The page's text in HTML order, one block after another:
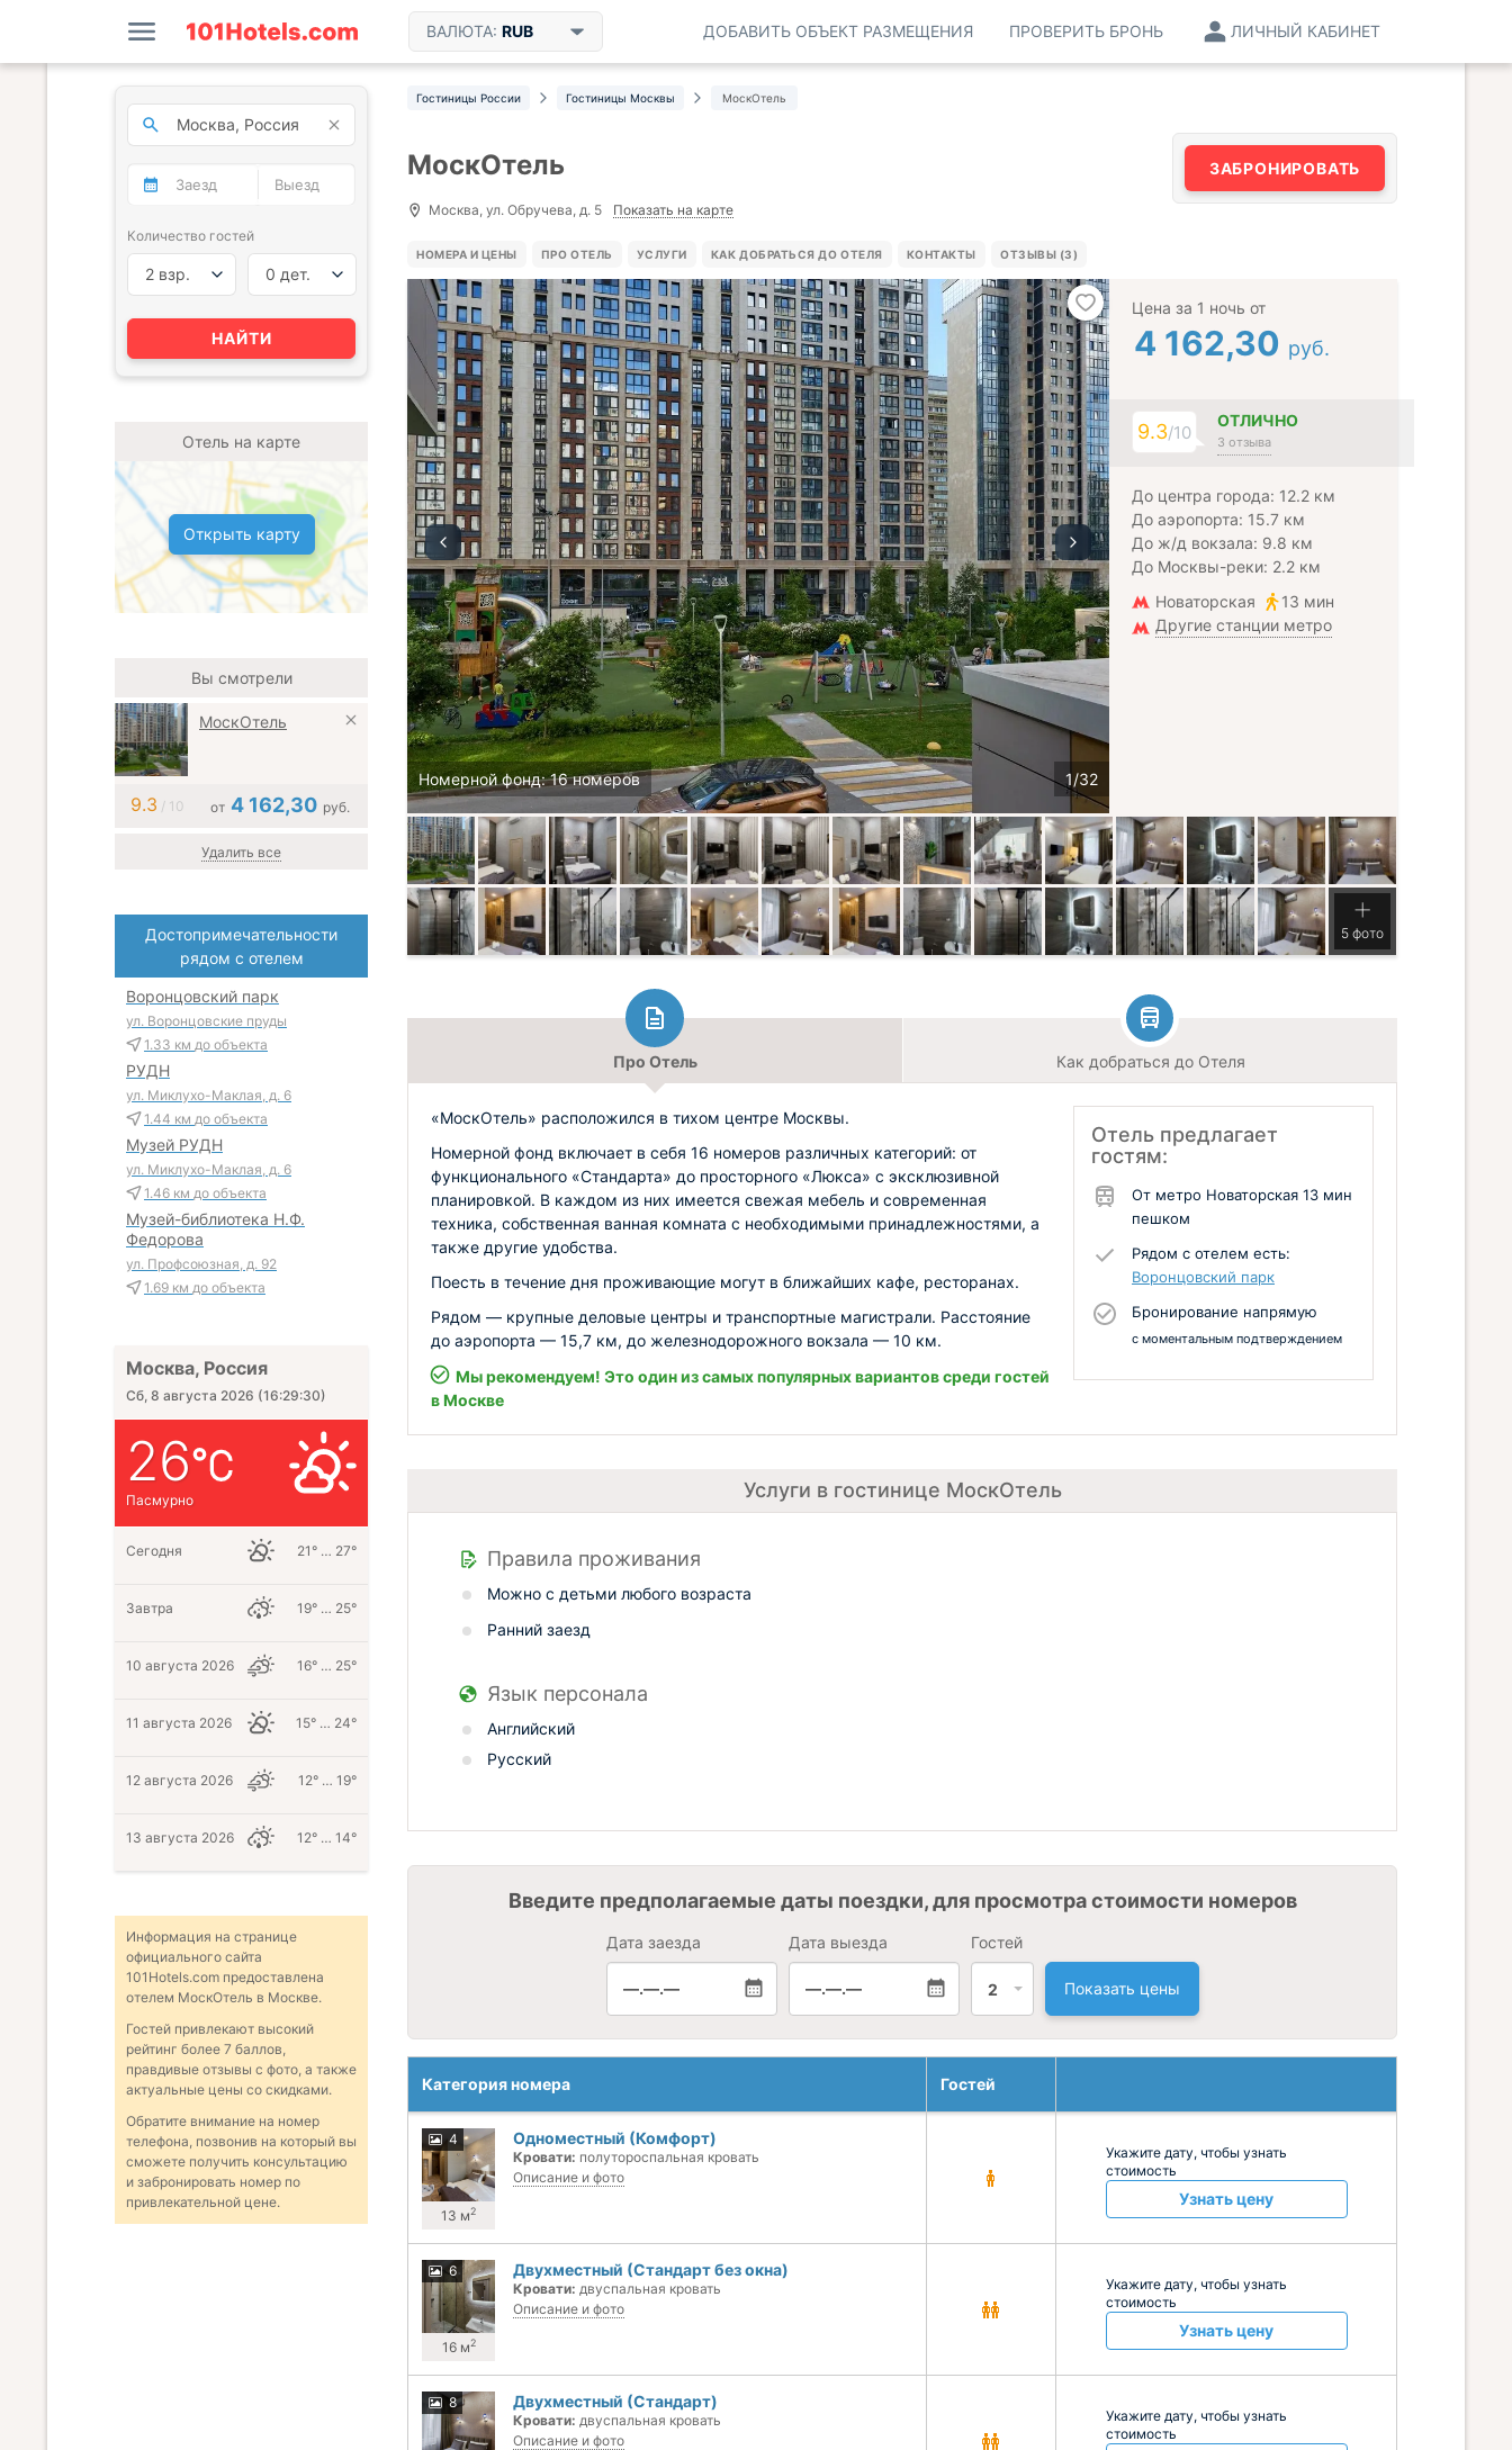
ВАЛЮТА: RUB ЛИЧНЫЙ КАБИНЕТ
ПРОВЕРИТЬ БРОНЬ
ДОБАВИТЬ ОБЪЕКТ РАЗМЕЩЕНИЯ
Гостиницы России Гостиницы Москвы МоскОтель
МоскОтель
Москва, ул. Обручева, д. 5 Показать на карте
ЗАБРОНИРОВАТЬ
НОМЕРА И ЦЕНЫ ПРО ОТЕЛЬ УСЛУГИ КАК ДОБРАТЬСЯ ДО ОТЕЛЯ КОНТАКТЫ ОТЗЫВЫ (3)
Номерной фонд: 16 номеров
Цена за 1 ночь от
4 162,30 руб.
9.3/10
ОТЛИЧНО
3 отзыва
До центра города: 12.2 км
До аэропорта: 15.7 км
До ж/д вокзала: 9.8 км
До Москвы-реки: 2.2 км
Новаторская
13 мин
Другие станции метро
5 фото
Про Отель Как добраться до Отеля
Отель предлагает
гостям:
От метро Новаторская 13 мин
пешком
Рядом с отелем есть:
Воронцовский парк
Бронирование напрямую
с моментальным подтверждением
«МоскОтель» расположился в тихом центре Москвы.
Номерной фонд включает в себя 16 номеров различных категорий: от
функционального «Стандарта» до просторного «Люкса» с эксклюзивной
планировкой. В каждом из них имеется свежая мебель и современная
техника, собственная ванная комната с необходимыми принадлежностями, а
также другие удобства.
Поесть в течение дня проживающие могут в ближайших кафе, ресторанах.
Рядом — крупные деловые центры и транспортные магистрали. Расстояние
до аэропорта — 15,7 км, до железнодорожного вокзала — 10 км.
Мы рекомендуем! Это один из самых популярных вариантов среди гостей
в Москве
Услуги в гостинице МоскОтель
Правила проживания
Можно с детьми любого возраста
Ранний заезд
Язык персонала
Английский
Русский
Введите предполагаемые даты поездки, для просмотра стоимости номеров
Дата заезда
—.—.—
Дата выезда
—.—.—
Гостей
2 Показать цены
Категория номера Гостей
4
13 м2
Одноместный (Комфорт)
Кровати: полутороспальная кровать
Описание и фото
Укажите дату, чтобы узнать
стоимость
Узнать цену
6
16 м2
Двухместный (Стандарт без окна)
Кровати: двуспальная кровать
Описание и фото
Укажите дату, чтобы узнать
стоимость
Узнать цену
8 Двухместный (Стандарт)
Кровати: двуспальная кровать
Описание и фото
Укажите дату, чтобы узнать
стоимость
Количество гостей
2 взр. 0 дет.
НАЙТИ
Отель на карте
Открыть карту
Вы смотрели
МоскОтель
9.3 / 10 от 4 162,30 руб.
Удалить все
Достопримечательности
рядом с отелем
Воронцовский парк
ул. Воронцовские пруды
1.33 км до объекта
РУДН
ул. Миклухо-Маклая, д. 6
1.44 км до объекта
Музей РУДН
ул. Миклухо-Маклая, д. 6
1.46 км до объекта
Музей-библиотека Н.Ф.
Федорова
ул. Профсоюзная, д. 92
1.69 км до объекта
Москва, Россия
Сб, 8 августа 2026 (16:29:31)
26
Пасмурно
Сегодня 21° … 27°
Завтра 19° … 25°
10 августа 2026 16° … 25°
11 августа 2026 15° … 24°
12 августа 2026 12° … 19°
13 августа 2026 12° … 14°
Информация на странице
официального сайта
101Hotels.com предоставлена
отелем МоскОтель в Москве.
Гостей привлекают высокий
рейтинг более 7 баллов,
правдивые отзывы с фото, а также
актуальные цены со скидками.
Обратите внимание на номер
телефона, позвонив на который вы
сможете получить консультацию
и забронировать номер по
привлекательной цене.